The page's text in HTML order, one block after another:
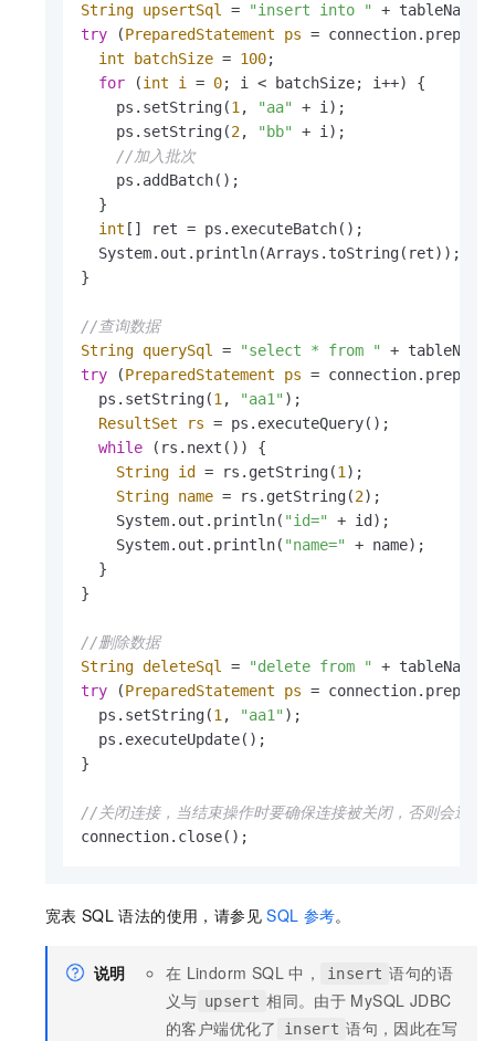
String upsertSql = "insert into "
+ tableName
try (PreparedStatement ps =
int
batchSize = 100;
for (int i = 0; i < batchSize; i++) {
    ps.setString(
1, "aa"
+ i);
    ps.setString(
2, "bb"
+ i);
//加入批次
    ps.addBatch();
  }
int [] ret = ps.executeBatch();
  System.out.println(Arrays.toString(ret));
}
//查询数据
String querySql = "select * from "
+
try (PreparedStatement ps =
  ps.setString(
1, "aa1" );
ResultSet
rs = ps.executeQuery();
while (rs.next()) {
String id = rs.getString(1);
String name = rs.getString(2);
    System.out.println(
"id="
+ id);
    System.out.println(
"name="
+ name);
  }
}
//删除数据
String deleteSql = "delete from "
+ tableName
try (PreparedStatement ps =
  ps.setString(
1, "aa1" );
  ps.executeUpdate();
}
//关闭连接，当结束操作时要确保连接被关闭，否则会造成
connection.close();
宽表 SQL 语法的使用，请参见 SQL 参考。
说明 在 Lindorm SQL 中， insert 语句的语
义与 upsert 相同。由于 MySQL JDBC
的客户端优化了
insert 语句，因此在写